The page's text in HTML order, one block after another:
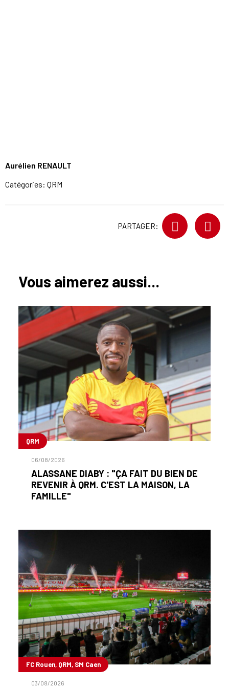
Aurélien RENAULT
Catégories: QRM
PARTAGER:
Vous aimerez aussi...
QRM
06/08/2026
ALASSANE DIABY : "ÇA FAIT DU BIEN DE
REVENIR À QRM. C'EST LA MAISON, LA
FAMILLE"
FC Rouen, QRM, SM Caen
03/08/2026